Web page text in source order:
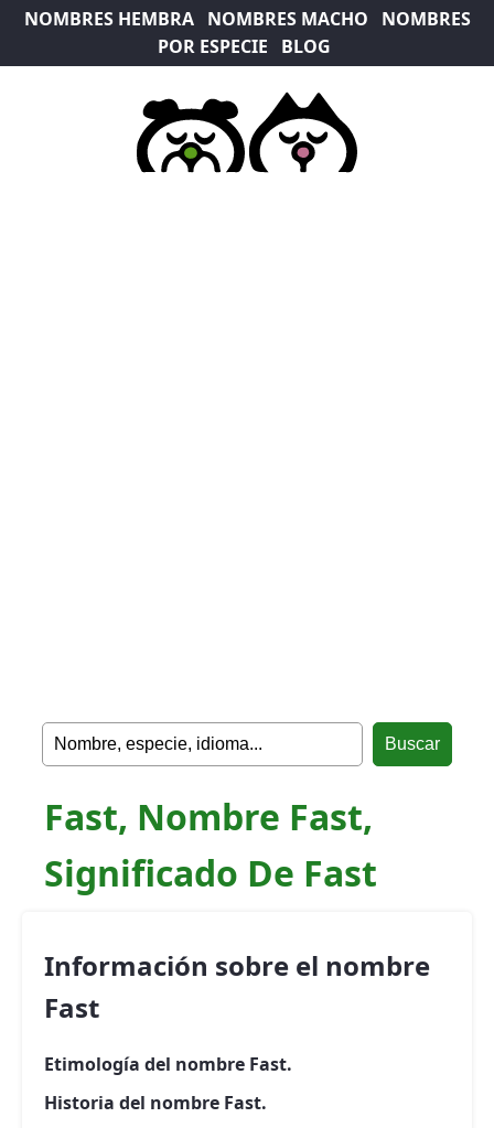
NOMBRES HEMBRA NOMBRES MACHO
NOMBRES
POR ESPECIE
BLOG
Fast, Nombre Fast,
Significado De Fast
Información sobre el nombre
Fast
Etimología del nombre Fast.
Historia del nombre Fast.